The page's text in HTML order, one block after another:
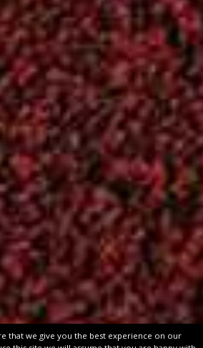
Χάρτης
Βρείτε μας
Χάρτη!
Powered by Google
Όμιλος Φιλοθέης. All rights